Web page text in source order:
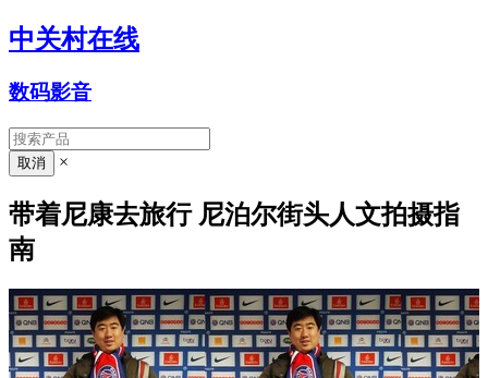
中关村在线
数码影音
×
带着尼康去旅行 尼泊尔街头人文拍摄指
南